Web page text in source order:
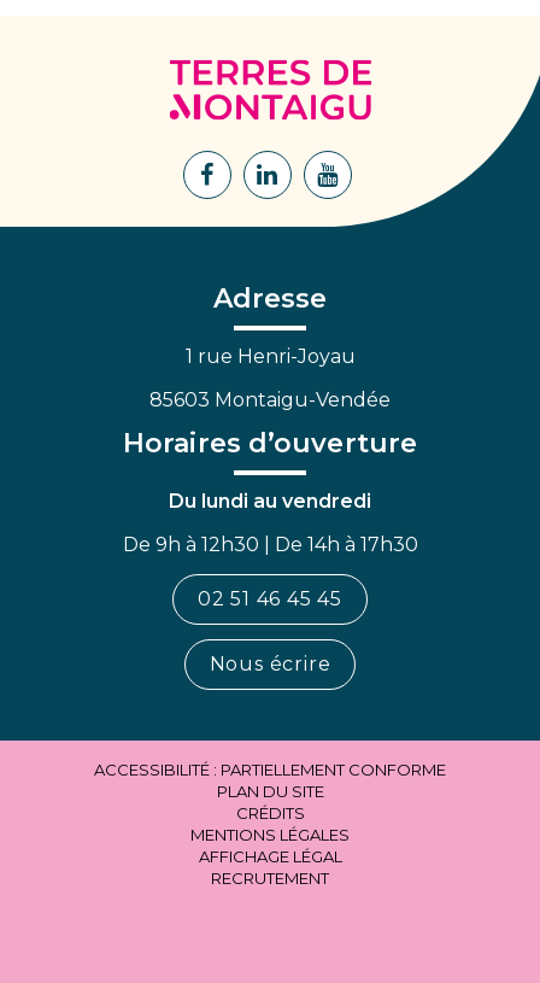
Terres
de
Montaigu
Lien
Facebook
Lien
Lien
Adresse
1 rue Henri-Joyau
85603 Montaigu-Vendée
Horaires d’ouverture
Du lundi au vendredi
De 9h à 12h30 | De 14h à 17h30
02 51 46 45 45
Nous écrire
ACCESSIBILITÉ : PARTIELLEMENT CONFORME
PLAN DU SITE
CRÉDITS
MENTIONS LÉGALES
AFFICHAGE LÉGAL
RECRUTEMENT